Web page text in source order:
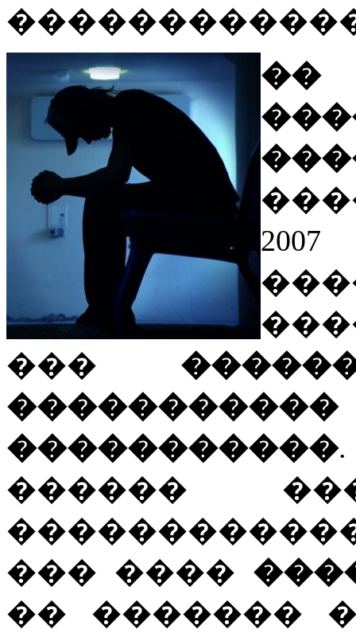
��
���
�����������
������
��� ����
�� �������